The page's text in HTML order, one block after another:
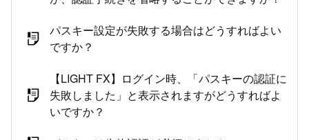
パスキー設定が失敗する場合はどうすればよい
ですか？
【LIGHT FX】ログイン時、「パスキーの認証に
失敗しました」と表示されますがどうすればよ
いですか？